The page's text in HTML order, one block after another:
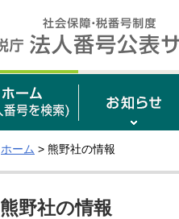
ホーム > 熊野社の情報
熊野社の情報